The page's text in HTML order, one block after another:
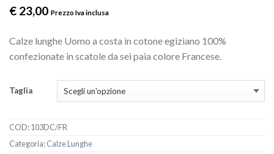
€ 23,00 Prezzo Iva inclusa
Calze lunghe Uomo a costa in cotone egiziano 100%
confezionate in scatole da sei paia colore Francese.
Taglia
COD:103DC/FR
Categoria:Calze Lunghe